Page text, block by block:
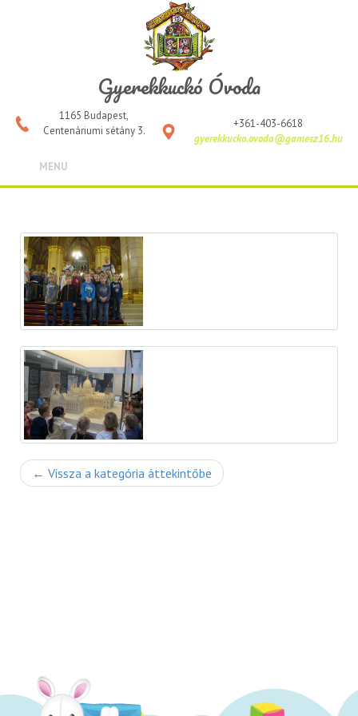
Gyerekkuckó Óvoda
1165 Budapest,
Centenáriumi sétány 3.
+361-403-6618
gyerekkucko.ovoda@gamesz16.hu
MENU
← Vissza a kategória áttekintőbe